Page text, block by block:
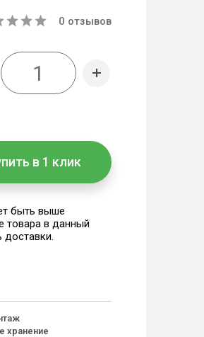
0 отзывов
в 1 клик
быть выше
товара в данный
доставки.
хранение